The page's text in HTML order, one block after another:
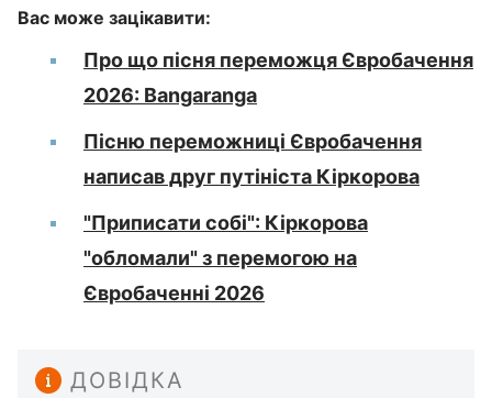
Вас може зацікавити:
Про що пісня переможця Євробачення
2026: Bangaranga
Пісню переможниці Євробачення
написав друг путініста Кіркорова
"Приписати собі": Кіркорова
"обломали" з перемогою на
Євробаченні 2026
ДОВІДКА